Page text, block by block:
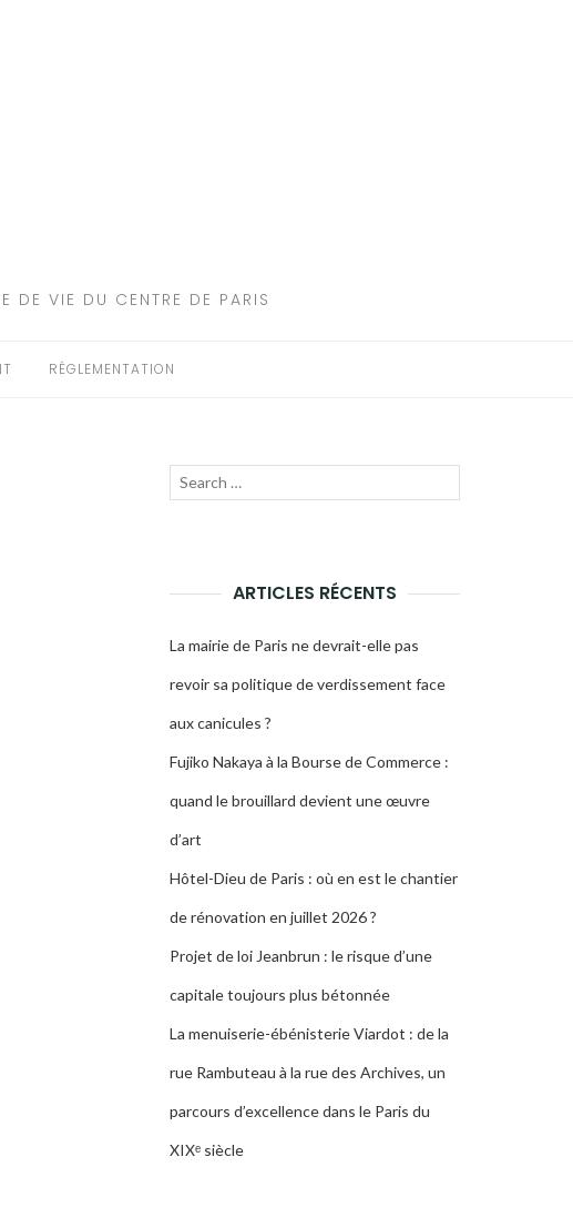
DE VIE DU CENTRE DE PARIS
RÉGLEMENTATION
Recherche
ARTICLES RÉCENTS
La mairie de Paris ne devrait-elle pas
revoir sa politique de verdissement face
aux canicules ?
Fujiko Nakaya à la Bourse de Commerce :
quand le brouillard devient une œuvre
d’art
Hôtel-Dieu de Paris : où en est le chantier
de rénovation en juillet 2026 ?
Projet de loi Jeanbrun : le risque d’une
capitale toujours plus bétonnée
La menuiserie-ébénisterie Viardot : de la
rue Rambuteau à la rue des Archives, un
parcours d’excellence dans le Paris du
XIXᵉ siècle